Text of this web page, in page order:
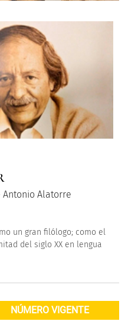
Antonio Alatorre
un gran filólogo; como el
del siglo XX en lengua
NÚMERO VIGENTE